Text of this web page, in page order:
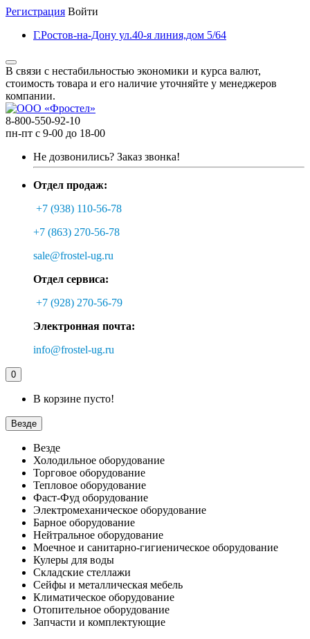
Регистрация Войти
Г.Ростов-на-Дону ул.40-я линия,дом 5/64
В связи с нестабильностью экономики и курса валют,
стоимость товара и его наличие уточняйте у менеджеров
компании.
8-800-550-92-10
пн-пт с 9-00 до 18-00
Не дозвонились? Заказ звонка!
Отдел продаж:
+7 (938) 110-56-78
+7 (863) 270-56-78
sale@frostel-ug.ru
Отдел сервиса:
+7 (928) 270-56-79
Электронная почта:
info@frostel-ug.ru
0
В корзине пусто!
Везде
Везде
Холодильное оборудование
Торговое оборудование
Тепловое оборудование
Фаст-Фуд оборудование
Электромеханическое оборудование
Барное оборудование
Нейтральное оборудование
Моечное и санитарно-гигиеническое оборудование
Кулеры для воды
Складские стеллажи
Сейфы и металлическая мебель
Климатическое оборудование
Отопительное оборудование
Запчасти и комплектующие